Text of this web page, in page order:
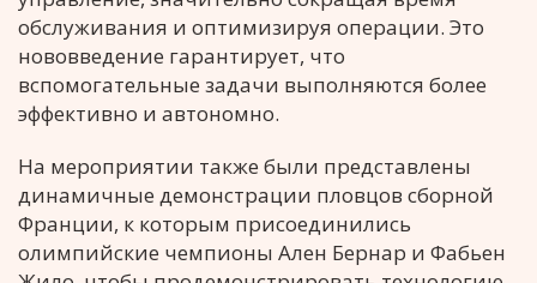
обслуживания и оптимизируя операции. Это
нововведение гарантирует, что
вспомогательные задачи выполняются более
эффективно и автономно.
На мероприятии также были представлены
динамичные демонстрации пловцов сборной
Франции, к которым присоединились
олимпийские чемпионы Ален Бернар и Фабьен